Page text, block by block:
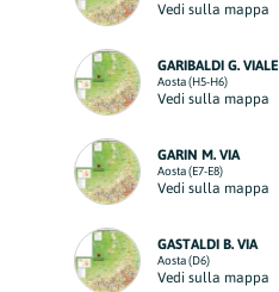
Vedi sulla mappa
GARIBALDI G. VIALE
Aosta (H5-H6)
Vedi sulla mappa
GARIN M. VIA
Aosta (E7-E8)
Vedi sulla mappa
GASTALDI B. VIA
Aosta (D6)
Vedi sulla mappa